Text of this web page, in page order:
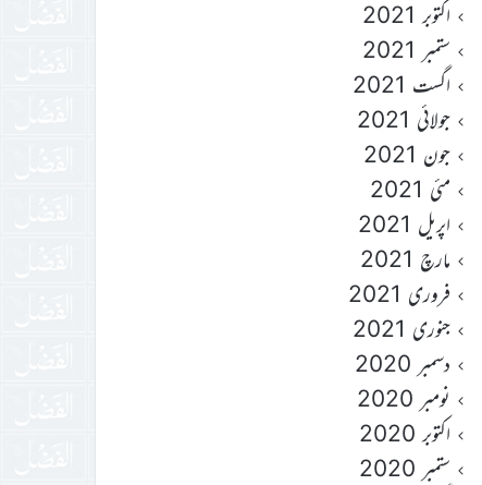
اکتوبر 2021
ستمبر 2021
اگست 2021
جولائی 2021
جون 2021
مئی 2021
اپریل 2021
مارچ 2021
فروری 2021
جنوری 2021
دسمبر 2020
نومبر 2020
اکتوبر 2020
ستمبر 2020